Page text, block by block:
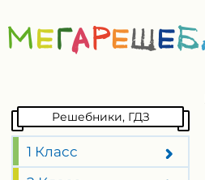
Решебники, ГДЗ
1 Класс